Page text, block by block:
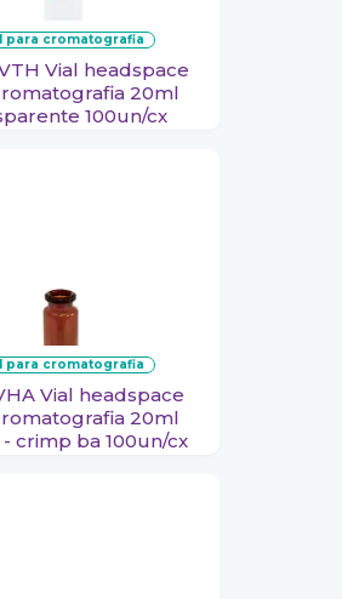
para cromatografia
20ml
100un/cx
para cromatografia
20ml
crimp ba 100un/cx